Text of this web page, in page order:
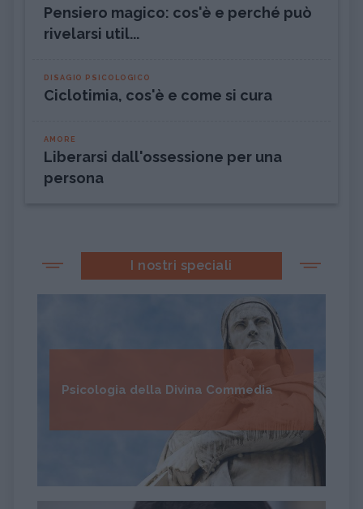
Pensiero magico: cos'è e perché può
rivelarsi util...
DISAGIO PSICOLOGICO
Ciclotimia, cos'è e come si cura
AMORE
Liberarsi dall'ossessione per una
persona
I nostri speciali
Psicologia della Divina Commedia